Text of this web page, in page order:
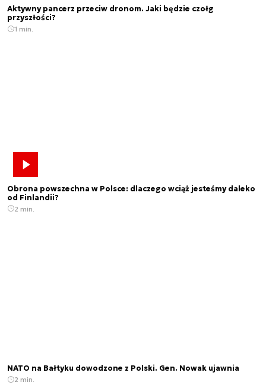
Aktywny pancerz przeciw dronom. Jaki będzie czołg
przyszłości?
1 min.
Obrona powszechna w Polsce: dlaczego wciąż jesteśmy daleko
od Finlandii?
2 min.
NATO na Bałtyku dowodzone z Polski. Gen. Nowak ujawnia
2 min.